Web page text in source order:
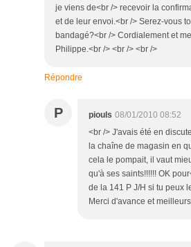
je viens de<br /> recevoir la
et de leur envoi.<br /> Serez-vous
bandagé?<br /> Cordialement et
Philippe.<br /> <br /> <br />
Répondre
P piouls 08/01/2010 08:52
<br /> J'avais été en
la chaîne de magasin en
cela le pompait, il vaut
qu'à ses saints!!!!!! OK
de la 141 P J/H si tu peux
Merci d'avance et